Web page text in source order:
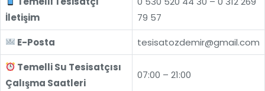
İletişim
79 57
E-Posta
tesisatozdemir@gmail.com
Temelli Su Tesisatçısı
Çalışma Saatleri
07:00 – 21:00